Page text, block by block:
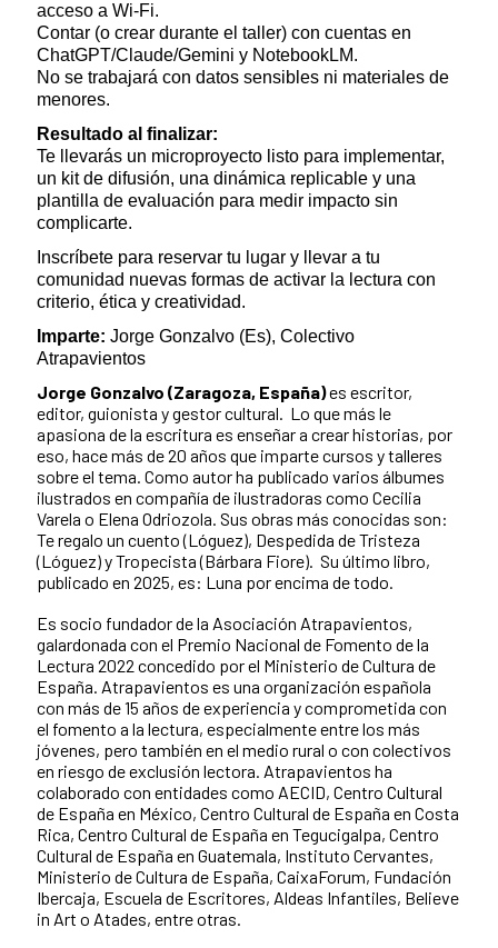
acceso a Wi-Fi.
Contar (o crear durante el taller) con cuentas en
ChatGPT/Claude/Gemini y NotebookLM.
No se trabajará con datos sensibles ni materiales de
menores.
Resultado al finalizar:
Te llevarás un microproyecto listo para implementar,
un kit de difusión, una dinámica replicable y una
plantilla de evaluación para medir impacto sin
complicarte.
Inscríbete para reservar tu lugar y llevar a tu
comunidad nuevas formas de activar la lectura con
criterio, ética y creatividad.
Imparte: Jorge Gonzalvo (Es), Colectivo
Atrapavientos
Jorge Gonzalvo (Zaragoza, España)es escritor,
editor, guionista y gestor cultural. Lo que más le
apasiona de la escritura es enseñar a crear historias, por
eso, hace más de 20 años que imparte cursos y talleres
sobre el tema. Como autor ha publicado varios álbumes
ilustrados en compañía de ilustradoras como Cecilia
Varela o Elena Odriozola. Sus obras más conocidas son:
Te regalo un cuento (Lóguez), Despedida de Tristeza
(Lóguez) y Tropecista (Bárbara Fiore). Su último libro,
publicado en 2025, es: Luna por encima de todo.
Es socio fundador de la Asociación Atrapavientos,
galardonada con el Premio Nacional de Fomento de la
Lectura 2022 concedido por el Ministerio de Cultura de
España. Atrapavientos es una organización española
con más de 15 años de experiencia y comprometida con
el fomento a la lectura, especialmente entre los más
jóvenes, pero también en el medio rural o con colectivos
en riesgo de exclusión lectora. Atrapavientos ha
colaborado con entidades como AECID, Centro Cultural
de España en México, Centro Cultural de España en Costa
Rica, Centro Cultural de España en Tegucigalpa, Centro
Cultural de España en Guatemala, Instituto Cervantes,
Ministerio de Cultura de España, CaixaForum, Fundación
Ibercaja, Escuela de Escritores, Aldeas Infantiles, Believe
in Art o Atades, entre otras.